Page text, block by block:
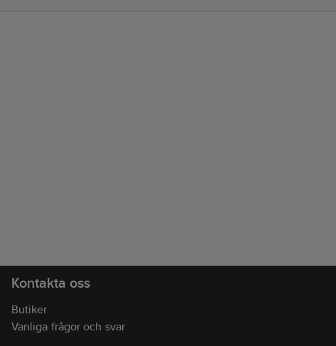
Kontakta oss
Butiker
Vanliga frågor och svar